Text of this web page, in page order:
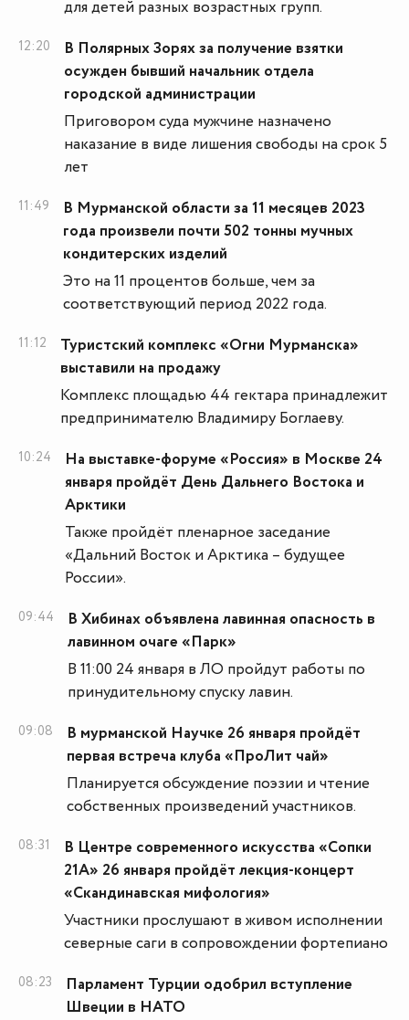
для детей разных возрастных групп.
12:20
В Полярных Зорях за получение взятки
осужден бывший начальник отдела
городской администрации
Приговором суда мужчине назначено
наказание в виде лишения свободы на срок 5
лет
11:49
В Мурманской области за 11 месяцев 2023
года произвели почти 502 тонны мучных
кондитерских изделий
Это на 11 процентов больше, чем за
соответствующий период 2022 года.
11:12
Туристский комплекс «Огни Мурманска»
выставили на продажу
Комплекс площадью 44 гектара принадлежит
предпринимателю Владимиру Боглаеву.
10:24
На выставке-форуме «Россия» в Москве 24
января пройдёт День Дальнего Востока и
Арктики
Также пройдёт пленарное заседание
«Дальний Восток и Арктика – будущее
России».
09:44
В Хибинах объявлена лавинная опасность в
лавинном очаге «Парк»
В 11:00 24 января в ЛО пройдут работы по
принудительному спуску лавин.
09:08
В мурманской Научке 26 января пройдёт
первая встреча клуба «ПроЛит чай»
Планируется обсуждение поэзии и чтение
собственных произведений участников.
08:31
В Центре современного искусства «Сопки
21А» 26 января пройдёт лекция-концерт
«Скандинавская мифология»
Участники прослушают в живом исполнении
северные саги в сопровождении фортепиано
08:23
Парламент Турции одобрил вступление
Швеции в НАТО